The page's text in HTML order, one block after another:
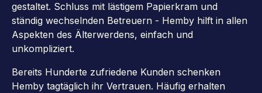
gestaltet. Schluss mit lästigem Papierkram und
ständig wechselnden Betreuern - Hemby hilft in allen
Aspekten des Älterwerdens, einfach und
unkompliziert.
Bereits Hunderte zufriedene Kunden schenken
Hemby tagtäglich ihr Vertrauen. Häufig erhalten